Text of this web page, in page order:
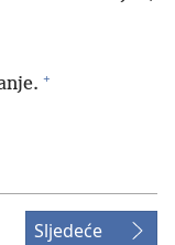
+
Sljedeće